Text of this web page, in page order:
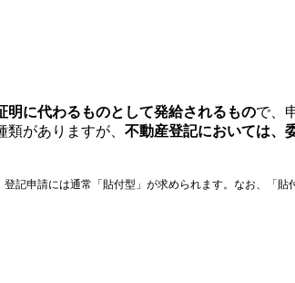
に代わるものとして発給されるもので、
がありますが、 不動産登記においては、
申請には通常「貼付型」が求められます。なお、「